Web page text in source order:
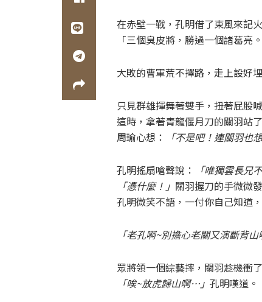
在赤壁一戰，孔明借了東風來記
「三個臭皮將，勝過一個諸葛
大敗的曹軍荒不擇路，走上設好
只見群雄揮舞著雙手，扭著屁股喊
這時，拿著青龍偃月刀的關羽站
周瑜心想：
「不是吧！連關羽也
孔明搖扇嗆聲說：
「唯獨雲長兄
「憑什麼！」 關羽握刀的手微微
孔明微笑不語，一付你自己知道
「老孔啊~別擔心老關又演斷背
眾將領一個綜藝摔，關羽趁機衝
「唉~放虎歸山啊…」 孔明嘆道。